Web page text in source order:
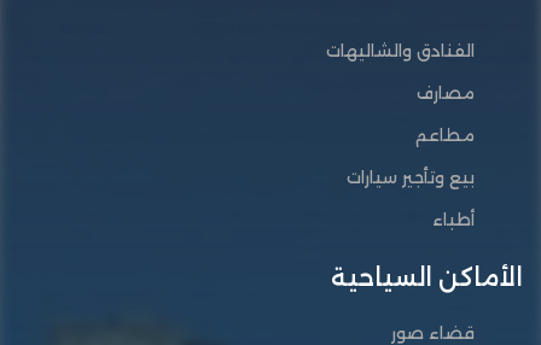
الفنادق والشاليهات
مصارف
مطاعم
بيع وتأجير سيارات
أطباء
الأماكن السياحية
قضاء صور